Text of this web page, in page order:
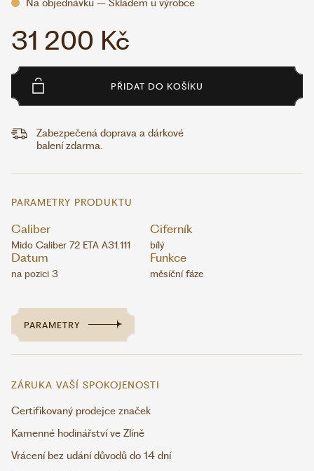
Na objednávku – Skladem u výrobce
31 200 Kč
PŘIDAT DO KOŠÍKU
Zabezpečená doprava a dárkové
balení zdarma.
PARAMETRY PRODUKTU
Caliber
Mido Caliber 72 ETA A31.111
Ciferník
bílý
Datum
na pozici 3
Funkce
měsíční fáze
PARAMETRY
ZÁRUKA VAŠÍ SPOKOJENOSTI
Certifikovaný prodejce značek
Kamenné hodinářství ve Zlíně
Vrácení bez udání důvodů do 14 dní